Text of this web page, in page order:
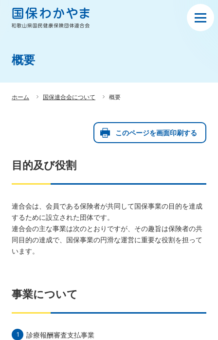
概要
ホーム 国保連合会について 概要
このページを画面印刷する
目的及び役割
連合会は、会員である保険者が共同して国保事業の目的を達成
するために設立された団体です。
連合会の主な事業は次のとおりですが、その趣旨は保険者の共
同目的の達成で、国保事業の円滑な運営に重要な役割を担って
います。
事業について
診療報酬審査支払事業